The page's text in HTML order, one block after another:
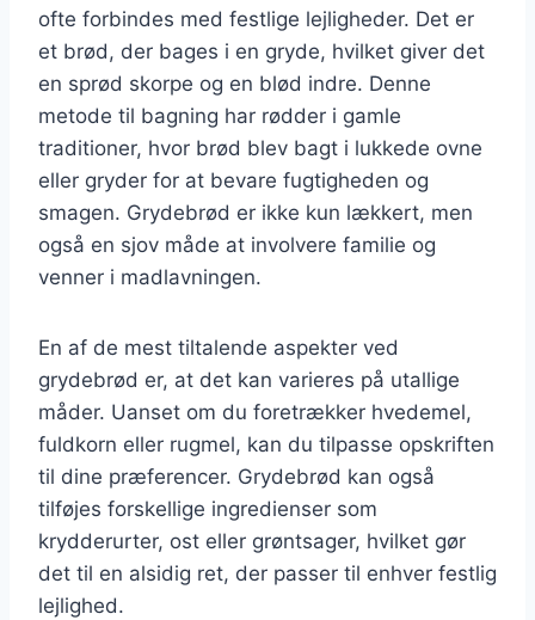
ofte forbindes med festlige lejligheder. Det er
et brød, der bages i en gryde, hvilket giver det
en sprød skorpe og en blød indre. Denne
metode til bagning har rødder i gamle
traditioner, hvor brød blev bagt i lukkede ovne
eller gryder for at bevare fugtigheden og
smagen. Grydebrød er ikke kun lækkert, men
også en sjov måde at involvere familie og
venner i madlavningen.
En af de mest tiltalende aspekter ved
grydebrød er, at det kan varieres på utallige
måder. Uanset om du foretrækker hvedemel,
fuldkorn eller rugmel, kan du tilpasse opskriften
til dine præferencer. Grydebrød kan også
tilføjes forskellige ingredienser som
krydderurter, ost eller grøntsager, hvilket gør
det til en alsidig ret, der passer til enhver festlig
lejlighed.